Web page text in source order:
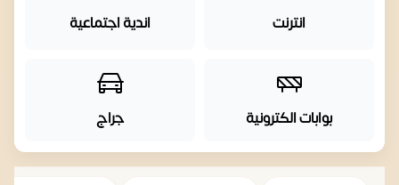
انترنت اندية اجتماعية
بوابات الكترونية جراج